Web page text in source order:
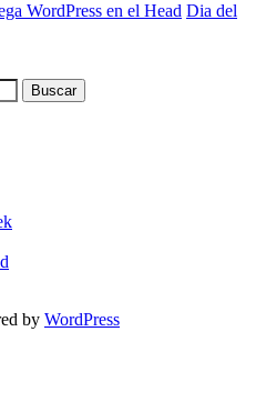
WordPress en el Head Dia del
by WordPress